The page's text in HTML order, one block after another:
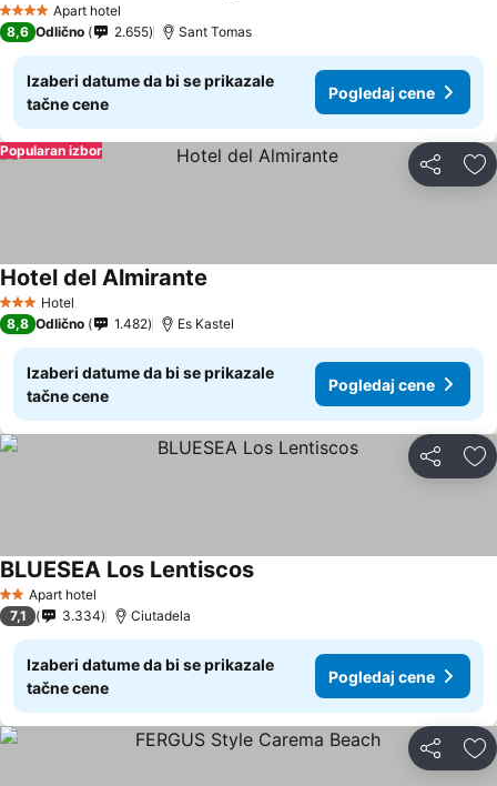
4 ZvezdiceApart hotel
8,6 Odlično 2.655 Sant Tomas
Izaberi datume da bi se prikazale
tačne cene
Pogledaj cene
Deli
Popularan izbor
3 Zvezdice
Hotel
Hotel del Almirante
8,8 Odlično 1.482 Es Kastel
Izaberi datume da bi se prikazale
tačne cene
Pogledaj cene
Deli
2 Zvezdice
Apart hotel
BLUESEA Los Lentiscos
7,1 3.334 Ciutadela
Izaberi datume da bi se prikazale
tačne cene
Pogledaj cene
Deli